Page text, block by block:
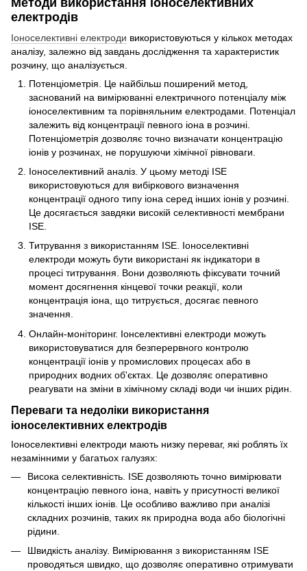
Методи використання іоноселективних
електродів
Іоноселективні електроди використовуються у кількох методах
аналізу, залежно від завдань дослідження та характеристик
розчину, що аналізується.
Потенціометрія. Це найбільш поширений метод,
заснований на вимірюванні електричного потенціалу між
іоноселективним та порівняльним електродами. Потенціал
залежить від концентрації певного іона в розчині.
Потенціометрія дозволяє точно визначати концентрацію
іонів у розчинах, не порушуючи хімічної рівноваги.
Іоноселективний аналіз. У цьому методі ІSЕ
використовуються для вибіркового визначення
концентрації одного типу іона серед інших іонів у розчині.
Це досягається завдяки високій селективності мембрани
ІSЕ.
Титрування з використанням ІSЕ. Іоноселективні
електроди можуть бути використані як індикатори в
процесі титрування. Вони дозволяють фіксувати точний
момент досягнення кінцевої точки реакції, коли
концентрація іона, що титрується, досягає певного
значення.
Онлайн-моніторинг. Іонселективні електроди можуть
використовуватися для безперервного контролю
концентрації іонів у промислових процесах або в
природних водних об'єктах. Це дозволяє оперативно
реагувати на зміни в хімічному складі води чи інших рідин.
Переваги та недоліки використання
іоноселективних електродів
Іоноселективні електроди мають низку переваг, які роблять їх
незамінними у багатьох галузях:
Висока селективність. ІSЕ дозволяють точно вимірювати
концентрацію певного іона, навіть у присутності великої
кількості інших іонів. Це особливо важливо при аналізі
складних розчинів, таких як природна вода або біологічні
рідини.
Швидкість аналізу. Вимірювання з використанням ІSЕ
проводяться швидко, що дозволяє оперативно отримувати